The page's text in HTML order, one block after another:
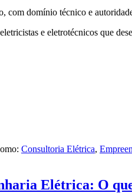
domínio técnico e
e eletrotécnicos que
Consultoria Elétrica,
Elétrica: O